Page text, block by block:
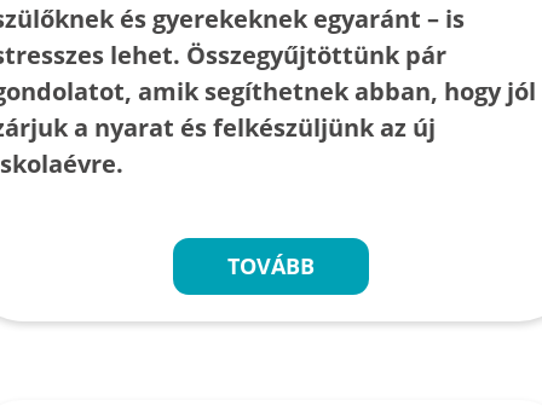
és gyerekeknek egyaránt – is
lehet. Összegyűjtöttünk pár
amik segíthetnek abban, hogy jól
a nyarat és felkészüljünk az új
TOVÁBB